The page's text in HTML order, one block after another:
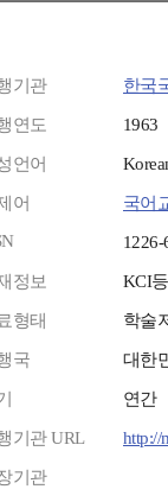
기관 한국
연도 1963
언어
어
국어
1226-
정보 KCI
형태 학술
국 대한
연간
기관 URL http://
기관